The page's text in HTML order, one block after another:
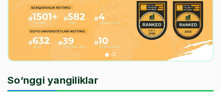
So‘nggi yangiliklar